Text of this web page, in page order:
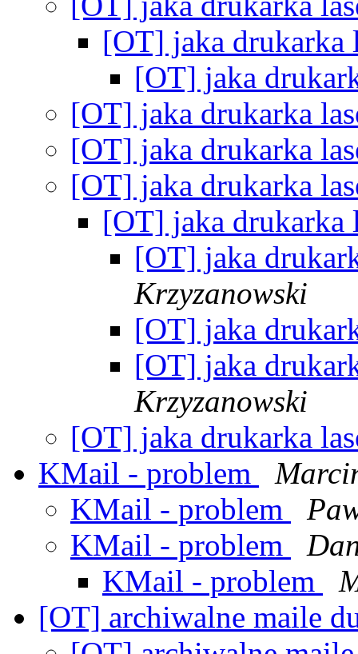
[OT] jaka drukarka
[OT] jaka
[OT] jaka drukarka
[OT] jaka drukarka
[OT] jaka drukarka
[OT] jaka drukarka
[OT] jaka
Krzyzanowski
[OT] jaka
[OT] jaka
Krzyzanowski
[OT] jaka drukarka
KMail - problem
KMail - problem
KMail - problem
KMail - problem
[OT] archiwalne maile